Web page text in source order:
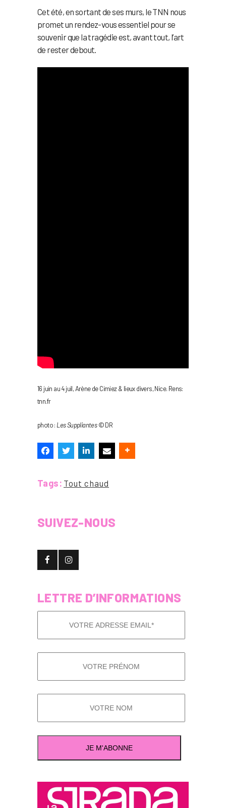
Cet été, en sortant de ses murs, le TNN nous
promet un rendez-vous essentiel pour se
souvenir que la tragédie est, avant tout, l’art
de rester debout.
16 juin au 4 juil, Arène de Cimiez & lieux divers, Nice. Rens:
tnn.fr
photo : Les Suppliantes© DR
Tags: Tout chaud
SUIVEZ-NOUS
LETTRE D’INFORMATIONS